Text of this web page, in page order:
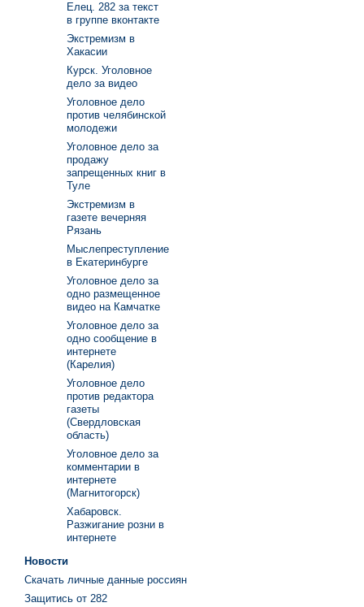
Елец. 282 за текст
в группе вконтакте
Экстремизм в
Хакасии
Курск. Уголовное
дело за видео
Уголовное дело
против челябинской
молодежи
Уголовное дело за
продажу
запрещенных книг в
Туле
Экстремизм в
газете вечерняя
Рязань
Мыслепреступление
в Екатеринбурге
Уголовное дело за
одно размещенное
видео на Камчатке
Уголовное дело за
одно сообщение в
интернете
(Карелия)
Уголовное дело
против редактора
газеты
(Свердловская
область)
Уголовное дело за
комментарии в
интернете
(Магнитогорск)
Хабаровск.
Разжигание розни в
интернете
Новости
Скачать личные данные россиян
Защитись от 282